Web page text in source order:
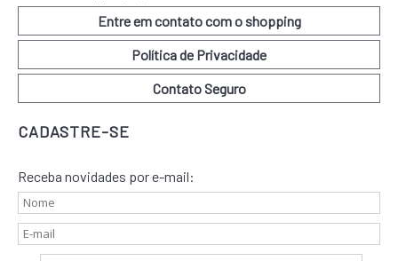
Entre em contato com o shopping
Política de Privacidade
Contato Seguro
CADASTRE-SE
Receba novidades por e-mail: